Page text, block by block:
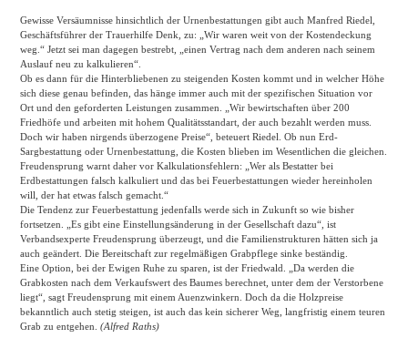
Gewisse Versäumnisse hinsichtlich der Urnenbestattungen gibt auch Manfred Riedel,
Geschäftsführer der Trauerhilfe Denk, zu: „Wir waren weit von der Kostendeckung
weg.“ Jetzt sei man dagegen bestrebt, „einen Vertrag nach dem anderen nach seinem
Auslauf neu zu kalkulieren“.
Ob es dann für die Hinterbliebenen zu steigenden Kosten kommt und in welcher Höhe
sich diese genau befinden, das hänge immer auch mit der spezifischen Situation vor
Ort und den geforderten Leistungen zusammen. „Wir bewirtschaften über 200
Friedhöfe und arbeiten mit hohem Qualitätsstandart, der auch bezahlt werden muss.
Doch wir haben nirgends überzogene Preise“, beteuert Riedel. Ob nun Erd-
Sargbestattung oder Urnenbestattung, die Kosten blieben im Wesentlichen die gleichen.
Freudensprung warnt daher vor Kalkulationsfehlern: „Wer als Bestatter bei
Erdbestattungen falsch kalkuliert und das bei Feuerbestattungen wieder hereinholen
will, der hat etwas falsch gemacht.“
Die Tendenz zur Feuerbestattung jedenfalls werde sich in Zukunft so wie bisher
fortsetzen. „Es gibt eine Einstellungsänderung in der Gesellschaft dazu“, ist
Verbandsexperte Freudensprung überzeugt, und die Familienstrukturen hätten sich ja
auch geändert. Die Bereitschaft zur regelmäßigen Grabpflege sinke beständig.
Eine Option, bei der Ewigen Ruhe zu sparen, ist der Friedwald. „Da werden die
Grabkosten nach dem Verkaufswert des Baumes berechnet, unter dem der Verstorbene
liegt“, sagt Freudensprung mit einem Auenzwinkern. Doch da die Holzpreise
bekanntlich auch stetig steigen, ist auch das kein sicherer Weg, langfristig einem teuren
Grab zu entgehen.(Alfred Raths)